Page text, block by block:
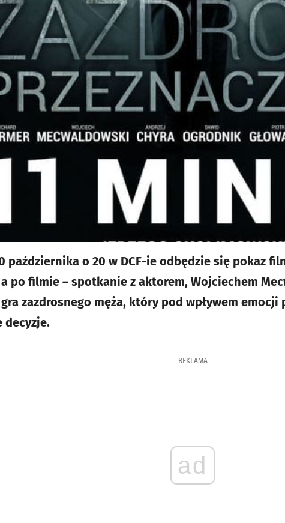
października o 20 w DCF-ie odbędzie się pokaz
a po filmie – spotkanie z aktorem, Wojciechem
zazdrosnego męża, który pod wpływem
decyzje.
REKLAMA
ad